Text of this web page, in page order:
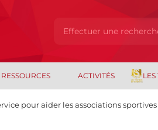
RESSOURCES ACTIVITÉS
pour aider les associations sportives